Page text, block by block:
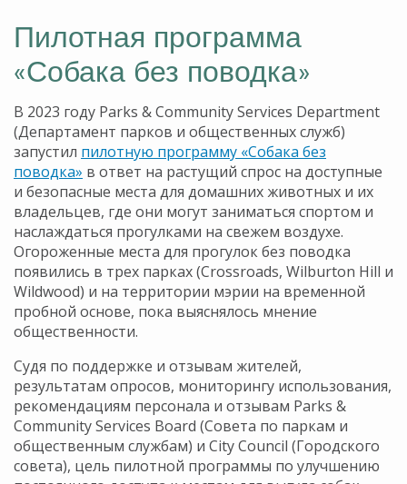
Пилотная программа
«Собака без поводка»
В 2023 году Parks & Community Services Department
(Департамент парков и общественных служб)
запустил пилотную программу «Собака без
поводка» в ответ на растущий спрос на доступные
и безопасные места для домашних животных и их
владельцев, где они могут заниматься спортом и
наслаждаться прогулками на свежем воздухе.
Огороженные места для прогулок без поводка
появились в трех парках (Crossroads, Wilburton Hill и
Wildwood) и на территории мэрии на временной
пробной основе, пока выяснялось мнение
общественности.
Судя по поддержке и отзывам жителей,
результатам опросов, мониторингу использования,
рекомендациям персонала и отзывам Parks &
Community Services Board (Совета по паркам и
общественным службам) и City Council (Городского
совета), цель пилотной программы по улучшению